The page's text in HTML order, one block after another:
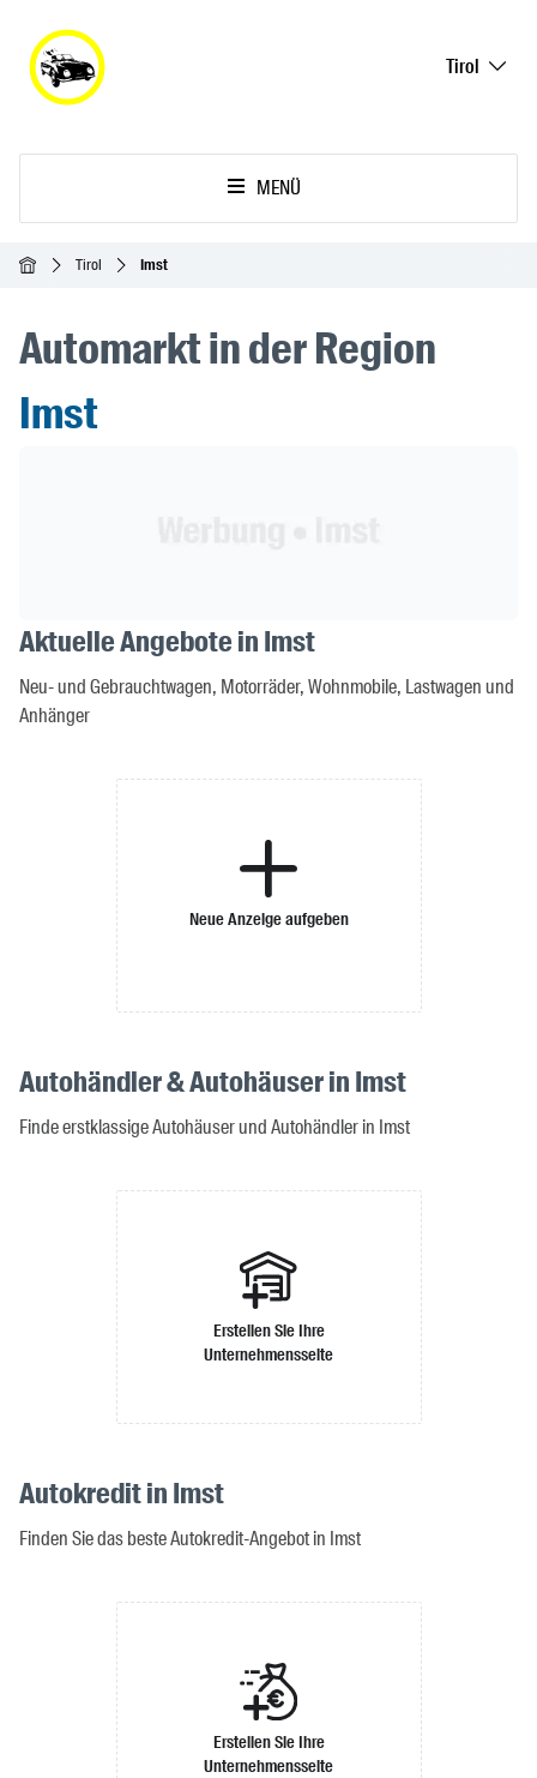
Tirol
MENÜ
Startseite
Tirol Imst
Automarkt in der Region
Imst
Aktuelle Angebote in Imst
Neu- und Gebrauchtwagen, Motorräder, Wohnmobile, Lastwagen und
Anhänger
Neue Anzeige aufgeben
Autohändler & Autohäuser in Imst
Finde erstklassige Autohäuser und Autohändler in Imst
Erstellen Sie Ihre
Unternehmensseite
Autokredit in Imst
Finden Sie das beste Autokredit-Angebot in Imst
Erstellen Sie Ihre
Unternehmensseite